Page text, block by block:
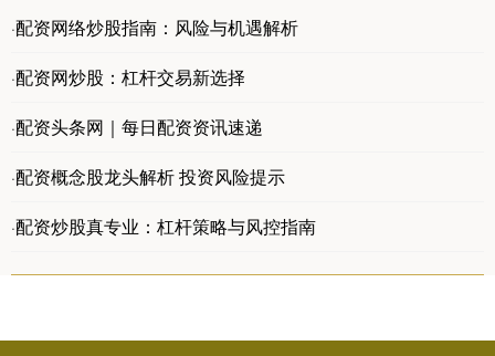
·配资网络炒股指南：风险与机遇解析
·配资网炒股：杠杆交易新选择
·配资头条网｜每日配资资讯速递
·配资概念股龙头解析 投资风险提示
·配资炒股真专业：杠杆策略与风控指南